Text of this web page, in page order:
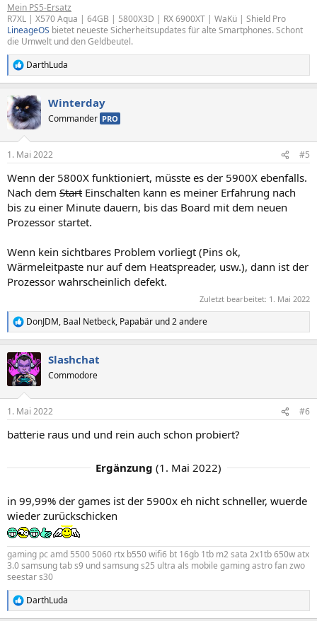
Mein PS5-Ersatz
R7XL | X570 Aqua | 64GB | 5800X3D | RX 6900XT | WaKü | Shield Pro
LineageOS bietet neueste Sicherheitsupdates für alte Smartphones. Schont
die Umwelt und den Geldbeutel.
R
e
k
t
i
e
:
DarthLuda
Winterday
Commander PRO
1. Mai 2022 #5
Wenn der 5800X funktioniert, müsste es der 5900X ebenfalls.
Nach dem Start Einschalten kann es meiner Erfahrung nach
bis zu einer Minute dauern, bis das Board mit dem neuen
Prozessor startet.
Wenn kein sichtbares Problem vorliegt (Pins ok,
Wärmeleitpaste nur auf dem Heatspreader, usw.), dann ist der
Prozessor wahrscheinlich defekt.
Zuletzt bearbeitet: 1. Mai 2022
R
e
k
t
i
e
:
DonJDM, Baal Netbeck, Papabär und 2 andere
Slashchat
Commodore
1. Mai 2022 #6
batterie raus und und rein auch schon probiert?
Ergänzung (1. Mai 2022)
in 99,99% der games ist der 5900x eh nicht schneller, wuerde
wieder zurückschicken
gaming pc amd 5500 5060 rtx b550 wifi6 bt 16gb 1tb m2 sata 2x1tb 650w atx
3.0 samsung tab s9 und samsung s25 ultra als mobile gaming astro fan zwo
seestar s30
R
e
DarthLuda